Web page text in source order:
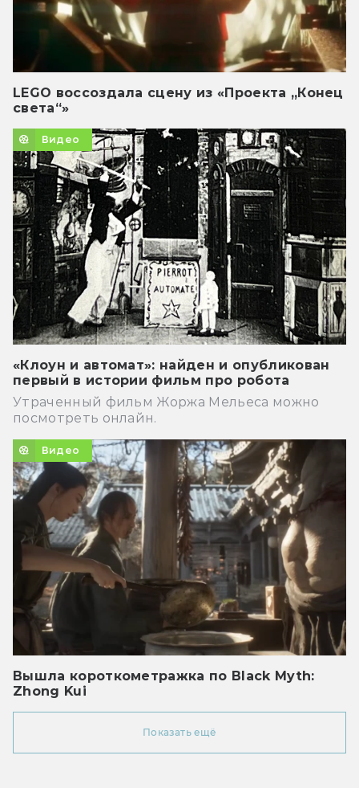
LEGO воссоздала сцену из «Проекта „Конец
света“»
Видео
«Клоун и автомат»: найден и опубликован
первый в истории фильм про робота
Утраченный фильм Жоржа Мельеса можно
посмотреть онлайн.
Видео
Вышла короткометражка по Black Myth:
Zhong Kui
Показать ещё